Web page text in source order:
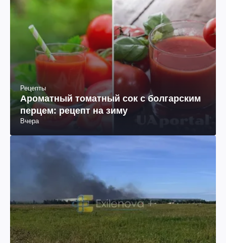
Рецепты
Ароматный томатный сок с болгарским
перцем: рецепт на зиму
Вчера